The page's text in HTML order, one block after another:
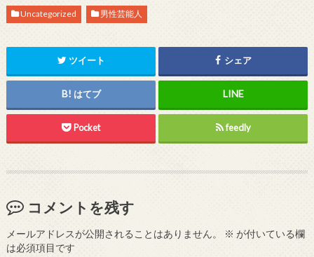
Uncategorized 男性芸能人
ツイート シェア
はてブ
Pocket feedly
コメントを残す
メールアドレスが公開されることはありません。 ※ が付いている欄
は必須項目です